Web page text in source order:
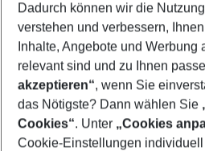
Who will travel
2 adults No children
Show more
Dadurch können wir die
verstehen und verbessern,
Inhalte, Angebote und Werbung
relevant sind und zu Ihnen
akzeptieren“, wenn Sie
das Nötigste? Dann wählen Sie
Cookies“. Unter „Cookies
Cookie-Einstellungen